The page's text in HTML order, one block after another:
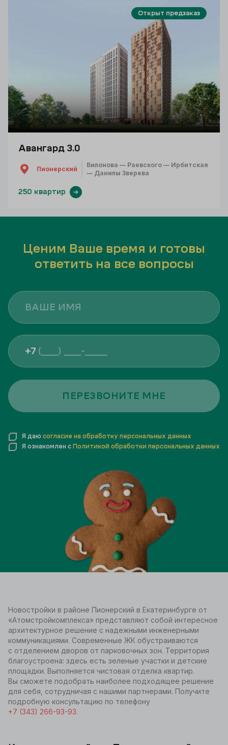
Открыт предзаказ
Авангард 3.0
Пионерский
Вилонова — Раевского — Ирбитская
— Данилы Зверева
250 квартир
Ценим Ваше время и готовы
ответить на все вопросы
+7
ПЕРЕЗВОНИТЕ МНЕ
Я даю согласие на обработку персональных данных
Я ознакомлен с Политикой обработки персональных данных
Новостройки в районе Пионерский в Екатеринбурге от
«Атомстройкомплекса» представляют собой интересное
архитектурное решение с надежными инженерными
коммуникациями. Современные ЖК обустраиваются
с отделением дворов от парковочных зон. Территория
благоустроена: здесь есть зеленые участки и детские
площадки. Выполняется чистовая отделка квартир.
Вы сможете подобрать наиболее подходящее решение
для себя, сотрудничая с нашими партнерами. Получите
подробную консультацию по телефону
+7 (343) 266-93-93.